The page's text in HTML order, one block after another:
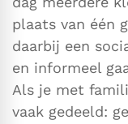
plaats van één
daarbij een
en informeel
Als je met
vaak gedeeld: